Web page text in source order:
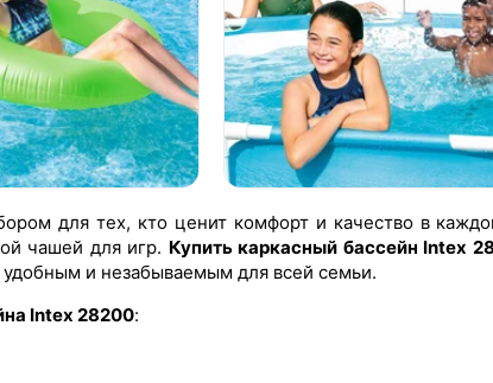
для тех, кто ценит комфорт и качество в
чашей для игр. Купить каркасный бассейн Intex
и незабываемым для всей семьи.
Intex 28200: